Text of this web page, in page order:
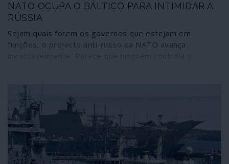
NATO OCUPA O BÁLTICO PARA INTIMIDAR A
RÚSSIA
Sejam quais forem os governos que estejam em
funções, o projecto anti-russo da NATO avança
A colocação de um dispositivo nuclear nos países
bálticos, acompanhada por uma sucessão de jogos de
guerra sem interrupção na mesma região, é um novo
passo na criação de um clima de tensão cada vez mais
próximo do conflito aberto. Tensão acompanhada por
despesas militares em progressão constante, em
prejuízo dos investimentos sociais nos países aliados. E